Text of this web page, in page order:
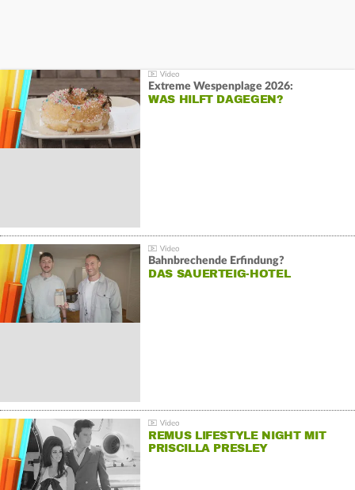
Extreme Wespenplage 2026:
WAS HILFT DAGEGEN?
Bahnbrechende Erfindung?
DAS SAUERTEIG-HOTEL
REMUS LIFESTYLE NIGHT MIT
PRISCILLA PRESLEY